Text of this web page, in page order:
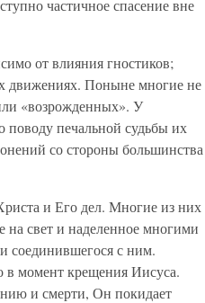
частичное спасение вне
от влияния гностиков;
движениях. Поныне многие не
«возрожденных». У
поводу печальной судьбы их
со стороны большинства
и Его дел. Многие из них
на свет и наделенное многими
соединившегося с ним.
в момент крещения Иисуса.
и смерти, Он покидает